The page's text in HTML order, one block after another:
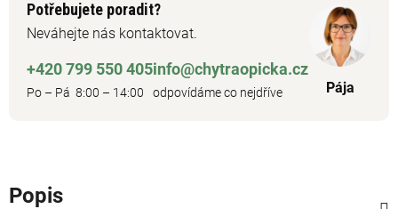
Potřebujete poradit?
Neváhejte nás kontaktovat.
+420 799 550 405
Po – Pá 8:00 – 14:00
info@chytraopicka.cz
odpovídáme co nejdříve Pája
Popis